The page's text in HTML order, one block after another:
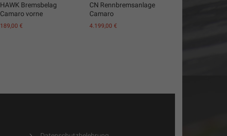
HAWK Bremsbelag
Camaro vorne
189,00 €
CN Rennbremsanlage
Camaro
4.199,00€